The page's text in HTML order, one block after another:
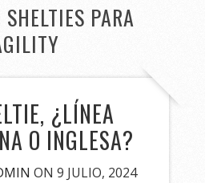
SHELTIES PARA
¿LÍNEA
O INGLESA?
ON 9 JULIO, 2024